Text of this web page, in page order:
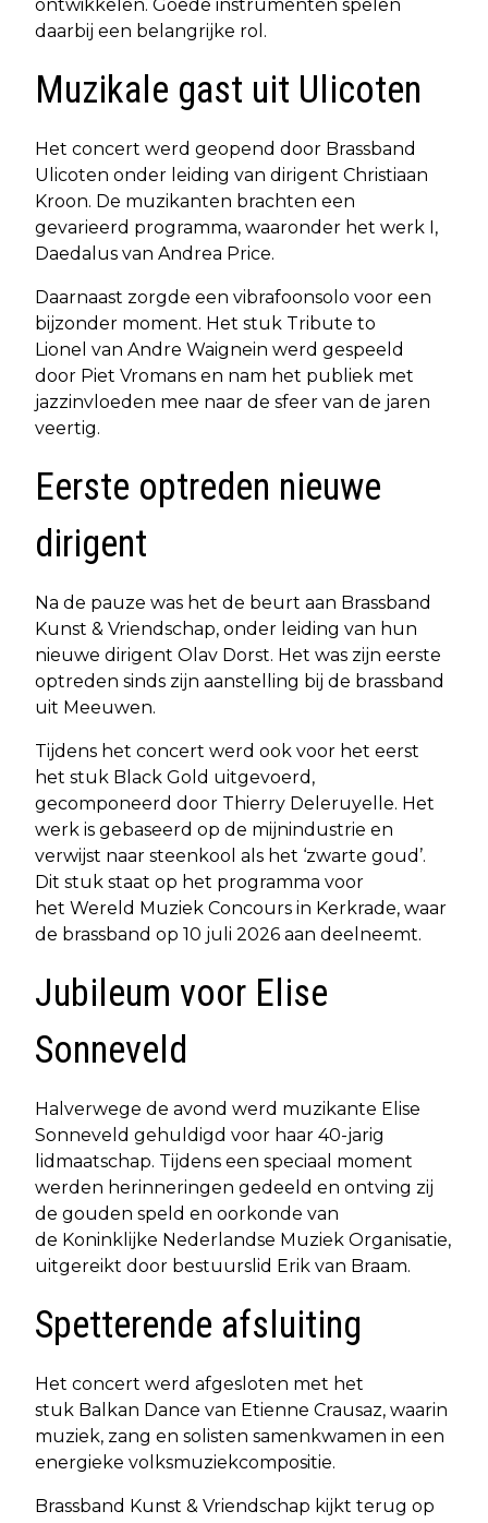
ontwikkelen. Goede instrumenten spelen
daarbij een belangrijke rol.
Muzikale gast uit Ulicoten
Het concert werd geopend door Brassband
Ulicoten onder leiding van dirigent Christiaan
Kroon. De muzikanten brachten een
gevarieerd programma, waaronder het werk I,
Daedalus van Andrea Price.
Daarnaast zorgde een vibrafoonsolo voor een
bijzonder moment. Het stuk Tribute to
Lionel van Andre Waignein werd gespeeld
door Piet Vromans en nam het publiek met
jazzinvloeden mee naar de sfeer van de jaren
veertig.
Eerste optreden nieuwe
dirigent
Na de pauze was het de beurt aan Brassband
Kunst & Vriendschap, onder leiding van hun
nieuwe dirigent Olav Dorst. Het was zijn eerste
optreden sinds zijn aanstelling bij de brassband
uit Meeuwen.
Tijdens het concert werd ook voor het eerst
het stuk Black Gold uitgevoerd,
gecomponeerd door Thierry Deleruyelle. Het
werk is gebaseerd op de mijnindustrie en
verwijst naar steenkool als het ‘zwarte goud’.
Dit stuk staat op het programma voor
het Wereld Muziek Concours in Kerkrade, waar
de brassband op 10 juli 2026 aan deelneemt.
Jubileum voor Elise
Sonneveld
Halverwege de avond werd muzikante Elise
Sonneveld gehuldigd voor haar 40-jarig
lidmaatschap. Tijdens een speciaal moment
werden herinneringen gedeeld en ontving zij
de gouden speld en oorkonde van
de Koninklijke Nederlandse Muziek Organisatie,
uitgereikt door bestuurslid Erik van Braam.
Spetterende afsluiting
Het concert werd afgesloten met het
stuk Balkan Dance van Etienne Crausaz, waarin
muziek, zang en solisten samenkwamen in een
energieke volksmuziekcompositie.
Brassband Kunst & Vriendschap kijkt terug op